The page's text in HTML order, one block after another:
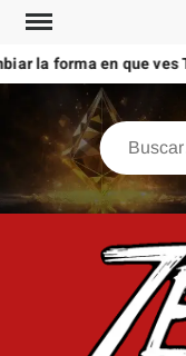
Saltar
contenido
la forma en que ves
Buscar